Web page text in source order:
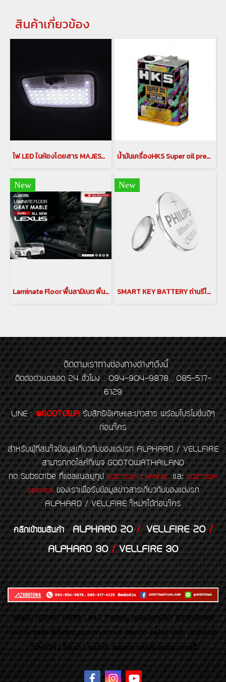
สินค้าเกี่ยวข้อง
ไฟ LED ในห้องโดยสาร MAJESTY NOAH ESQUIRE HARRIER ไฟห้องโดยสาร ไฟ ไฟLEDในห้องโดยสาร น้ำมันเครื่องHKS Super oil premium ow 20 น้ำมันเครื่องอัลพาร์ด เวลไฟร์ เปลี่ยนถ่ายน้ำมันเครื่อง
New
Laminate Floor พื้นลามิเนต พิ้นลายหินอ่อน สำหรับรถยนต์ All New LEXUS LM
New
SMART KEY BATTERY ถ่านรีโมทสมาร์ทคีย์ Alphard 30 แบตเตอรี่สมาร์ทคีย์อัลพาร์ด เวลไฟร์ ถ่านสมาร์ทคีย์อัลพาร์ด เวลไฟร์ A/V 20 : 2008-2014 , A/V 30 : 2015-2021
ติดตามเราทางช่องทางต่างๆดังนี้
ติดต่อด่วนตลอด 24 ชั่วโมง : 094-904-9878 , 085-517-
6129
LINE : @GODTOWA รับสิทธิพิเศษและข่าวสาร พร้อมโปรโมชั่นดีๆ
ก่อนใคร
สำหรับผู้ที่สนใจข้อมูลเกี่ยวกับของแต่งรถ ALPHARD / VELLFIRE
สามารถกดไลค์ที่เพจ GODTOWATHAILAND
กด Subscribe ที่แชลแนลยูทูป GODTOWA CHANNELและGODTOWA
SERVICEของเราเพื่อรับข้อมูลข่าวสารเกี่ยวกับของแต่งรถ
ALPHARD / VELLFIRE ใหม่ๆได้ก่อนใคร
คลิกเข้าชมสินค้า ALPHARD 20/VELLFIRE 20/
ALPHARD 30/VELLFIRE 30
ของเเต่ง Alphard Vellfire Lexus Majesty ของเเต่งรถนำเข้า อุปกรณ์ตกแต่ง
ของแต่ง ชุดล้อ ผู้เชี่ยวชาญเฉพาะทางรถยนต์ อัลพาร์ด เวลไฟร์ นำเข้า ประดับยนต์
TOYOTA ( โตโยต้า ) รถนำเข้า อัลพาร์ด เวลไฟร์ เลกซัส มาเจสตี้